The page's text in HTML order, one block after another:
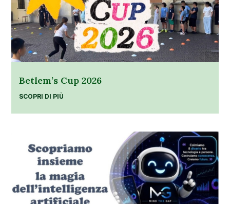
Betlem’s Cup 2026
SCOPRI DI PIÙ